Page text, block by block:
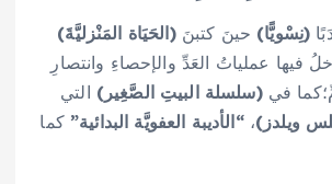
(نِسْويًّا) حينَ كتبنَ(الحَيَاة المَنْزليَّةَ)
فيها عملياتُ العَدِّ والإحصاءِ وانتصارِ
في(سلسلة البيتِ الصَّغِير) التي
ويلدز)،“الأديبة العفويَّة البدائية” كما